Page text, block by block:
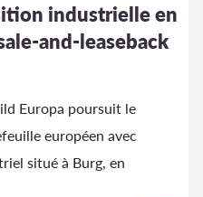
industrielle en
and-leaseback
Europa poursuit le
européen avec
situé à Burg, en